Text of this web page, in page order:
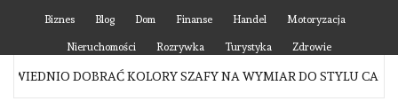
content
Biznes Blog Dom Finanse Handel Motoryzacja
Nieruchomości Rozrywka Turystyka Zdrowie
DOBRAĆ KOLORY SZAFY NA WYMIAR DO STYLU